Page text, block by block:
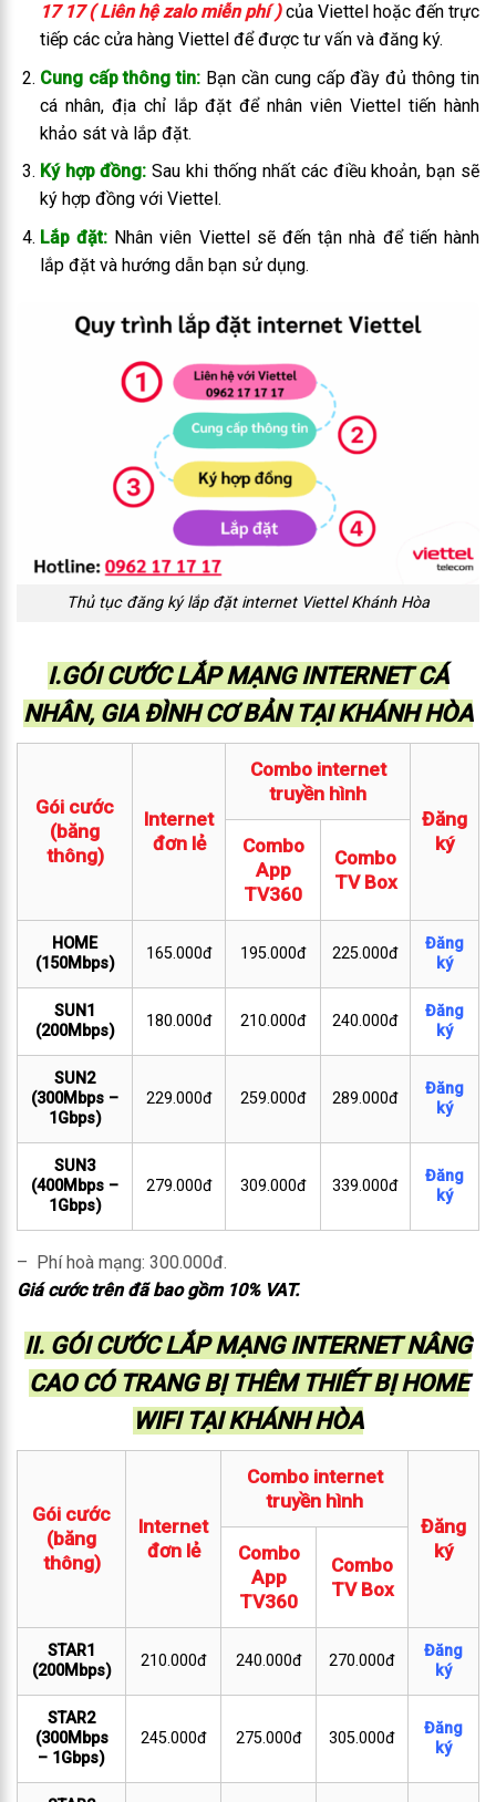
17 17 ( Liên hệ zalo miễn phí )của Viettel hoặc đến trực
tiếp các cửa hàng Viettel để được tư vấn và đăng ký.
Cung cấp thông tin: Bạn cần cung cấp đầy đủ thông tin
cá nhân, địa chỉ lắp đặt để nhân viên Viettel tiến hành
khảo sát và lắp đặt.
Ký hợp đồng: Sau khi thống nhất các điều khoản, bạn sẽ
ký hợp đồng với Viettel.
Lắp đặt: Nhân viên Viettel sẽ đến tận nhà để tiến hành
lắp đặt và hướng dẫn bạn sử dụng.
Thủ tục đăng ký lắp đặt internet Viettel Khánh Hòa
I.GÓI CƯỚC LẮP MẠNG INTERNET CÁ
NHÂN, GIA ĐÌNH CƠ BẢN TẠI KHÁNH HÒA
Gói cước
(băng
thông)
Internet
đơn lẻ
Combo internet
truyền hình
Đăng
ký
Combo
App
TV360
Combo
TV Box
HOME
(150Mbps)
165.000đ 195.000đ 225.000đ
Đăng
ký
SUN1
(200Mbps)
180.000đ 210.000đ 240.000đ
Đăng
ký
SUN2
(300Mbps –
1Gbps)
229.000đ 259.000đ 289.000đ
Đăng
ký
SUN3
(400Mbps –
1Gbps)
279.000đ 309.000đ 339.000đ
Đăng
ký
– Phí hoà mạng: 300.000đ.
Giá cước trên đã bao gồm 10% VAT.
II. GÓI CƯỚC LẮP MẠNG INTERNET NÂNG
CAO CÓ TRANG BỊ THÊM THIẾT BỊ HOME
WIFI TẠI KHÁNH HÒA
Gói cước
(băng
thông)
Internet
đơn lẻ
Combo internet
truyền hình
Đăng
ký
Combo
App
TV360
Combo
TV Box
STAR1
(200Mbps)
210.000đ 240.000đ 270.000đ
Đăng
ký
STAR2
(300Mbps
– 1Gbps)
245.000đ 275.000đ 305.000đ
Đăng
ký